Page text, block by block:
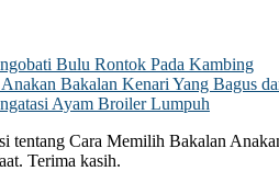
Bulu Rontok Pada Kambing
Bakalan Kenari Yang Bagus
Ayam Broiler Lumpuh
tentang Cara Memilih Bakalan
Terima kasih.